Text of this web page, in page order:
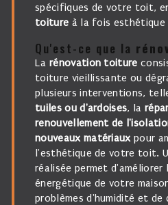
spécifiques de votre toit,
toiture à la fois
Qu'est-ce que la
La rénovation toiture
toiture vieillissante ou
plusieurs interventions,
tuiles ou d'ardoises, la
renouvellement de
nouveaux matériauxpour
l'esthétique de votre toit.
réalisée permet d'améliorer
énergétique de votre
problèmes d'humidité et de